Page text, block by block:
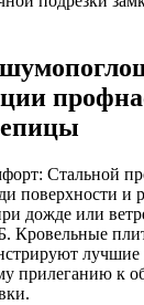
Стальной
поверхности и
дожде или
Кровельные
лучшие
прилеганию к